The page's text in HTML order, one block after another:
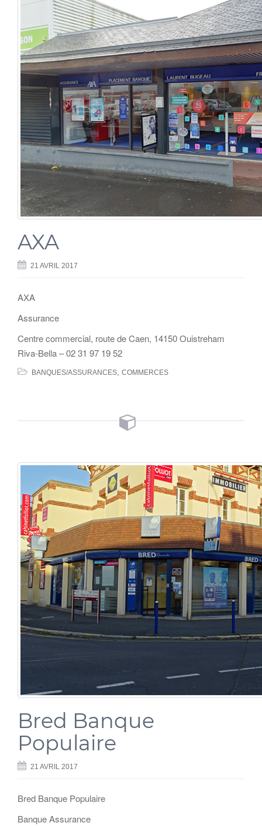
AXA
21 AVRIL 2017
AXA
Assurance
Centre commercial, route de Caen, 14150 Ouistreham
Riva-Bella – 02 31 97 19 52
BANQUES/ASSURANCES COMMERCES
Bred Banque
Populaire
21 AVRIL 2017
Bred Banque Populaire
Banque Assurance